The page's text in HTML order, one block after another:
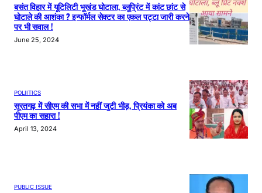
बसंत विहार में यूटिलिटी भूखंड घोटाला, ब्लूप्रिंट में कांट छांट से
घोटाले की आशंका ? इन्फॉर्मल सेक्टर का एकल पट्टा जारी करने
पर भी सवाल !
June 25, 2024
POLIITICS
सूरतगढ़ में सीएम की सभा में नहीं जुटी भीड़, प्रियंका को अब
पीएम का सहारा !
April 13, 2024
PUBLIC ISSUE